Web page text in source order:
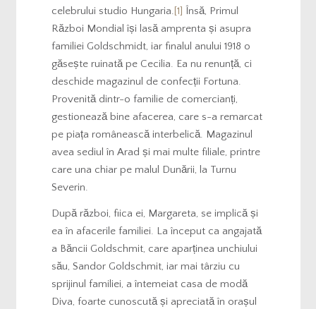
celebrului studio Hungaria.[1] Însă, Primul
Război Mondial își lasă amprenta și asupra
familiei Goldschmidt, iar finalul anului 1918 o
găsește ruinată pe Cecilia. Ea nu renunță, ci
deschide magazinul de confecții Fortuna.
Provenită dintr-o familie de comercianți,
gestionează bine afacerea, care s-a remarcat
pe piața românească interbelică. Magazinul
avea sediul în Arad și mai multe filiale, printre
care una chiar pe malul Dunării, la Turnu
Severin.
După război, fiica ei, Margareta, se implică și
ea în afacerile familiei. La început ca angajată
a Băncii Goldschmit, care aparținea unchiului
său, Sandor Goldschmit, iar mai târziu cu
sprijinul familiei, a întemeiat casa de modă
Diva, foarte cunoscută și apreciată în orașul